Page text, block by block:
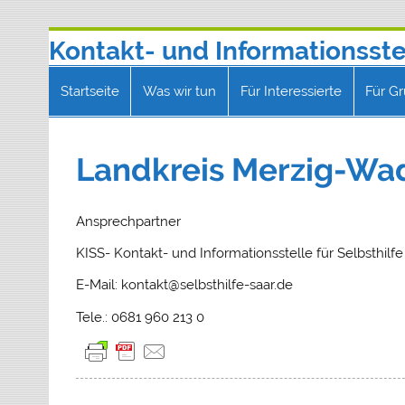
springenKontakt- und
Telefon 0681 9602130 | E-Mail:
Startseite Was wir tun Für Interessierte Für
Landkreis Merzig-
Ansprechpartner
KISS- Kontakt- und Informationsstelle für
E-Mail: kontakt@selbsthilfe-saar.de
Tele.: 0681 960 213 0